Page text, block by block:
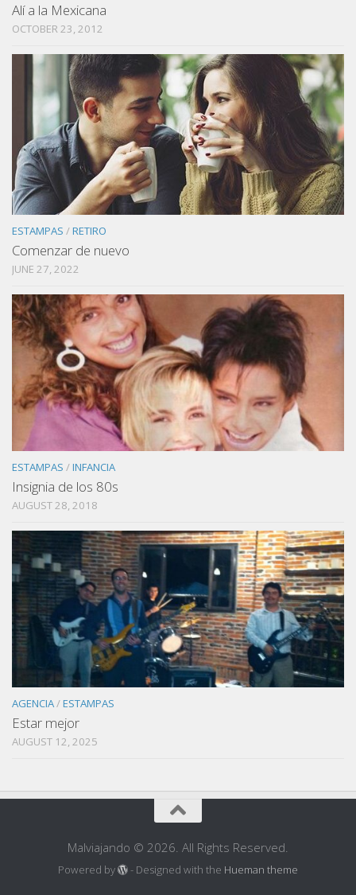
Alí a la Mexicana
OCTOBER 23, 2012
ESTAMPAS /RETIRO
Comenzar de nuevo
JUNE 27, 2022
ESTAMPAS /INFANCIA
Insignia de los 80s
AUGUST 28, 2018
AGENCIA /ESTAMPAS
Estar mejor
AUGUST 12, 2025
Malviajando © 2026. All Rights Reserved.
Powered by - Designed with the Hueman theme